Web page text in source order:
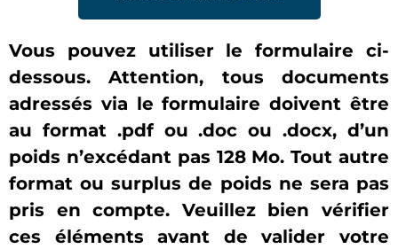
Vous pouvez utiliser le formulaire ci-
dessous. Attention, tous documents
adressés via le formulaire doivent être
au format .pdf ou .doc ou .docx, d’un
poids n’excédant pas 128 Mo. Tout autre
format ou surplus de poids ne sera pas
pris en compte. Veuillez bien vérifier
ces éléments avant de valider votre